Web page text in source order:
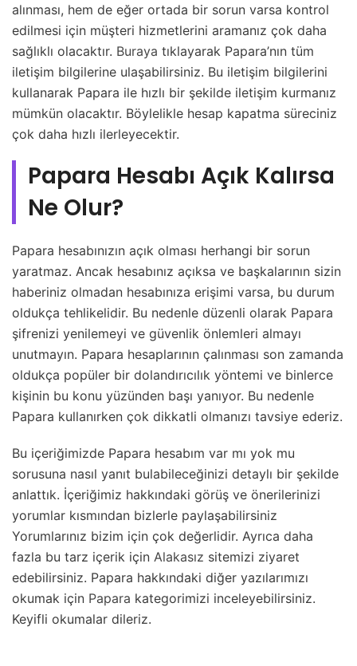
alınması, hem de eğer ortada bir sorun varsa kontrol
edilmesi için müşteri hizmetlerini aramanız çok daha
sağlıklı olacaktır. Buraya tıklayarak Papara’nın tüm
iletişim bilgilerine ulaşabilirsiniz. Bu iletişim bilgilerini
kullanarak Papara ile hızlı bir şekilde iletişim kurmanız
mümkün olacaktır. Böylelikle hesap kapatma süreciniz
çok daha hızlı ilerleyecektir.
Papara Hesabı Açık Kalırsa
Ne Olur?
Papara hesabınızın açık olması herhangi bir sorun
yaratmaz. Ancak hesabınız açıksa ve başkalarının sizin
haberiniz olmadan hesabınıza erişimi varsa, bu durum
oldukça tehlikelidir. Bu nedenle düzenli olarak Papara
şifrenizi yenilemeyi ve güvenlik önlemleri almayı
unutmayın. Papara hesaplarının çalınması son zamanda
oldukça popüler bir dolandırıcılık yöntemi ve binlerce
kişinin bu konu yüzünden başı yanıyor. Bu nedenle
Papara kullanırken çok dikkatli olmanızı tavsiye ederiz.
Bu içeriğimizde Papara hesabım var mı yok mu
sorusuna nasıl yanıt bulabileceğinizi detaylı bir şekilde
anlattık. İçeriğimiz hakkındaki görüş ve önerilerinizi
yorumlar kısmından bizlerle paylaşabilirsiniz
Yorumlarınız bizim için çok değerlidir. Ayrıca daha
fazla bu tarz içerik için Alakasız sitemizi ziyaret
edebilirsiniz. Papara hakkındaki diğer yazılarımızı
okumak için Papara kategorimizi inceleyebilirsiniz.
Keyifli okumalar dileriz.